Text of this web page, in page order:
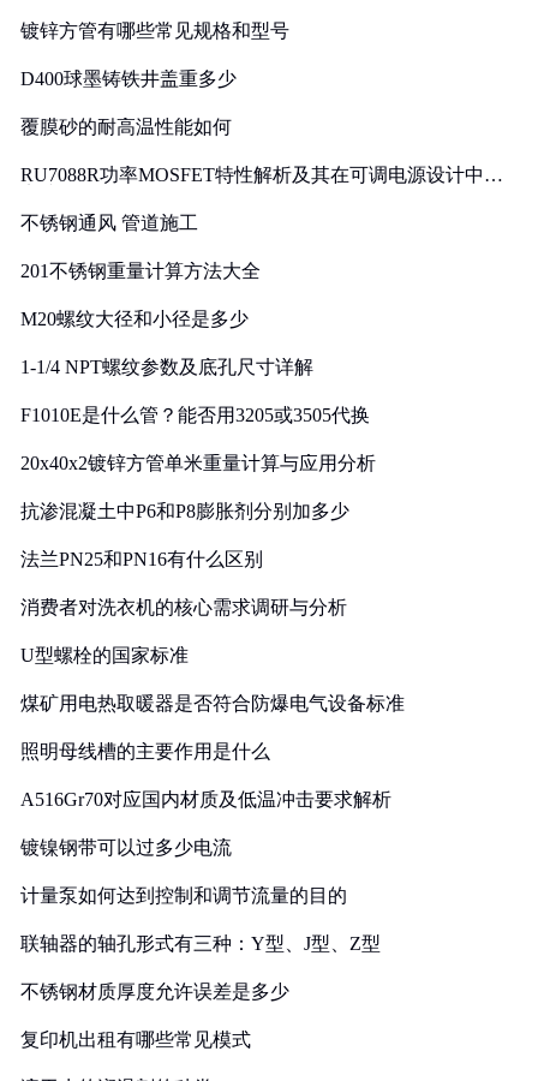
镀锌方管有哪些常见规格和型号
D400球墨铸铁井盖重多少
覆膜砂的耐高温性能如何
RU7088R功率MOSFET特性解析及其在可调电源设计中的
不锈钢通风 管道施工
201不锈钢重量计算方法大全
M20螺纹大径和小径是多少
1-1/4 NPT螺纹参数及底孔尺寸详解
F1010E是什么管？能否用3205或3505代换
20x40x2镀锌方管单米重量计算与应用分析
抗渗混凝土中P6和P8膨胀剂分别加多少
法兰PN25和PN16有什么区别
消费者对洗衣机的核心需求调研与分析
U型螺栓的国家标准
煤矿用电热取暖器是否符合防爆电气设备标准
照明母线槽的主要作用是什么
A516Gr70对应国内材质及低温冲击要求解析
镀镍钢带可以过多少电流
计量泵如何达到控制和调节流量的目的
联轴器的轴孔形式有三种：Y型、J型、Z型
不锈钢材质厚度允许误差是多少
复印机出租有哪些常见模式